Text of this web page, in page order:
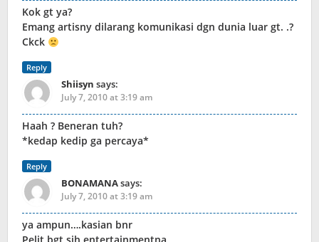
Kok gt ya?
Emang artisny dilarang komunikasi dgn dunia luar gt. .?
Ckck
Reply
Shiisyn says:
July 7, 2010 at 3:19 am
Haah ? Beneran tuh?
*kedap kedip ga percaya*
Reply
BONAMANAsays:
July 7, 2010 at 3:19 am
ya ampun….kasian bnr